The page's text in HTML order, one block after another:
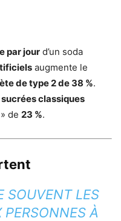
par jour d’un soda
augmente le
de type 2 de 38 %.
sucrées classiques
de 23 %.
SOUVENT LES
À